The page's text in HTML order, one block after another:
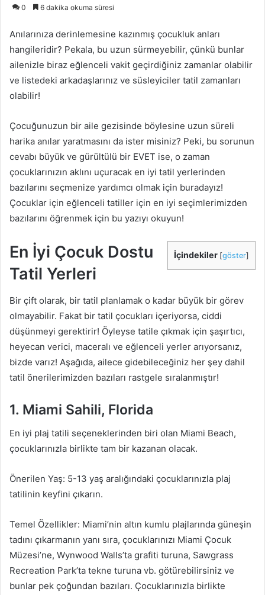
0 6 dakika okuma süresi
Anılarınıza derinlemesine kazınmış çocukluk anları
hangileridir? Pekala, bu uzun sürmeyebilir, çünkü bunlar
ailenizle biraz eğlenceli vakit geçirdiğiniz zamanlar olabilir
ve listedeki arkadaşlarınız ve süsleyiciler tatil zamanları
olabilir!
Çocuğunuzun bir aile gezisinde böylesine uzun süreli
harika anılar yaratmasını da ister misiniz? Peki, bu sorunun
cevabı büyük ve gürültülü bir EVET ise, o zaman
çocuklarınızın aklını uçuracak en iyi tatil yerlerinden
bazılarını seçmenize yardımcı olmak için buradayız!
Çocuklar için eğlenceli tatiller için en iyi seçimlerimizden
bazılarını öğrenmek için bu yazıyı okuyun!
İçindekiler [göster]
En İyi Çocuk Dostu
Tatil Yerleri
Bir çift olarak, bir tatil planlamak o kadar büyük bir görev
olmayabilir. Fakat bir tatil çocukları içeriyorsa, ciddi
düşünmeyi gerektirir! Öyleyse tatile çıkmak için şaşırtıcı,
heyecan verici, maceralı ve eğlenceli yerler arıyorsanız,
bizde varız! Aşağıda, ailece gidebileceğiniz her şey dahil
tatil önerilerimizden bazıları rastgele sıralanmıştır!
1. Miami Sahili, Florida
En iyi plaj tatili seçeneklerinden biri olan Miami Beach,
çocuklarınızla birlikte tam bir kazanan olacak.
Önerilen Yaş: 5-13 yaş aralığındaki çocuklarınızla plaj
tatilinin keyfini çıkarın.
Temel Özellikler: Miami’nin altın kumlu plajlarında güneşin
tadını çıkarmanın yanı sıra, çocuklarınızı Miami Çocuk
Müzesi’ne, Wynwood Walls’ta grafiti turuna, Sawgrass
Recreation Park’ta tekne turuna vb. götürebilirsiniz ve
bunlar pek çoğundan bazıları. Çocuklarınızla birlikte